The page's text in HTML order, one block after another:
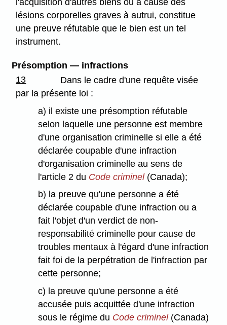
lésions corporelles graves à autrui, constitue
une preuve réfutable que le bien est un tel
instrument.
Présomption — infractions
13
Dans le cadre d'une requête visée
par la présente loi :
a) il existe une présomption réfutable
selon laquelle une personne est membre
d'une organisation criminelle si elle a été
déclarée coupable d'une infraction
d'organisation criminelle au sens de
l'article 2 du Code criminel(Canada);
b) la preuve qu'une personne a été
déclarée coupable d'une infraction ou a
fait l'objet d'un verdict de non-
responsabilité criminelle pour cause de
troubles mentaux à l'égard d'une infraction
fait foi de la perpétration de l'infraction par
cette personne;
c) la preuve qu'une personne a été
accusée puis acquittée d'une infraction
sous le régime du Code criminel(Canada)